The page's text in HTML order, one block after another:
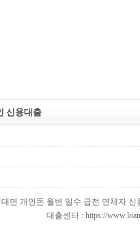
신용대출
면 개인돈 월변 일수 급전 연체자
대출센터 : https://